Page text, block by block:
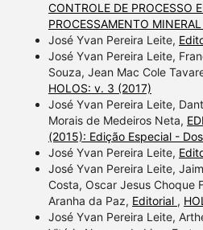
CONTROLE DE PROCESSO
PROCESSAMENTO MINERAL
José Yvan Pereira Leite,
José Yvan Pereira Leite,
Souza, Jean Mac Cole
HOLOS: v. 3 (2017)
José Yvan Pereira Leite,
Morais de Medeiros Neta,
(2015): Edição Especial -
José Yvan Pereira Leite,
José Yvan Pereira Leite,
Costa, Oscar Jesus Choque
Aranha da Paz, Editorial ,
José Yvan Pereira Leite,